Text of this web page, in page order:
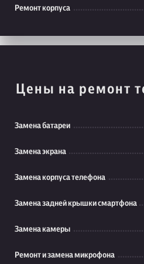
Ремонт корпуса
Цены на ремонт
Замена батареи
Замена экрана
Замена корпуса телефона
Замена задней крышки смартфона
Замена камеры
Ремонт и замена микрофона